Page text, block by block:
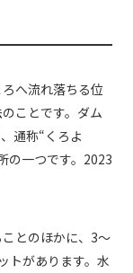
へ流れ落ちる位
ことです。ダム
通称“くろよ
の一つです。2023
とのほかに、3〜
トがあります。水